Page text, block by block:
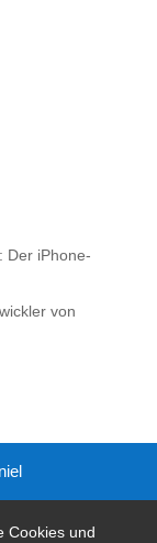
Der iPhone-
von
Cookies und